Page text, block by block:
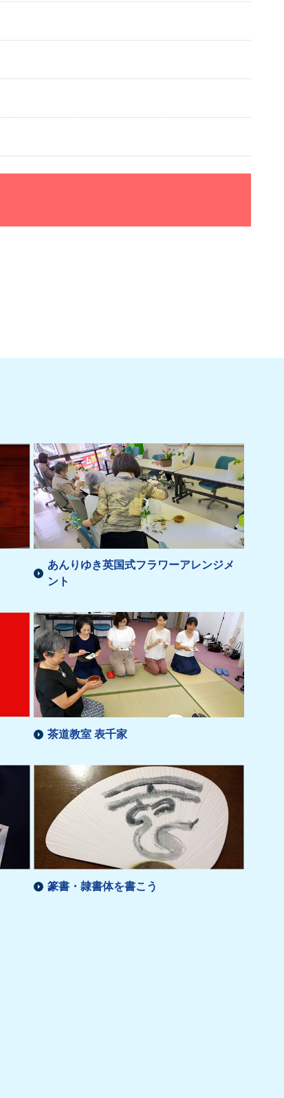
あんりゆき英国式フラワーアレンジメ
ント
茶道教室 表千家
篆書・隷書体を書こう